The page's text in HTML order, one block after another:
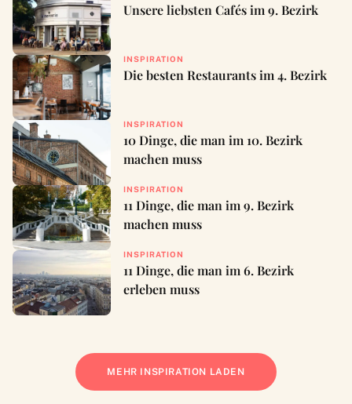
Unsere liebsten Cafés im 9. Bezirk
INSPIRATION
Die besten Restaurants im 4. Bezirk
INSPIRATION
10 Dinge, die man im 10. Bezirk
machen muss
INSPIRATION
11 Dinge, die man im 9. Bezirk
machen muss
INSPIRATION
11 Dinge, die man im 6. Bezirk
erleben muss
MEHR INSPIRATION LADEN